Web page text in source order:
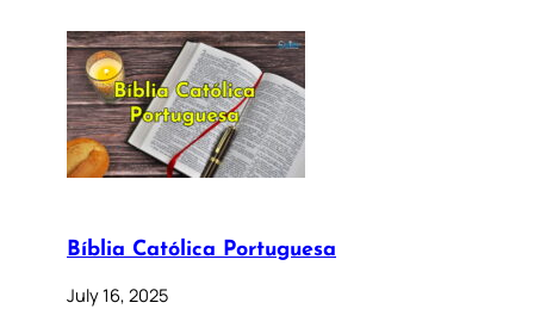
Bíblia Católica Portuguesa
July 16, 2025